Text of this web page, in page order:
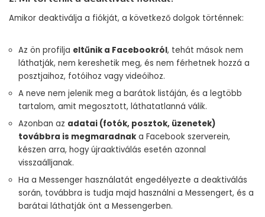
Amikor deaktiválja a fiókját, a következő dolgok történnek:
Az ön profilja eltűnik a Facebookról, tehát mások nem
láthatják, nem kereshetik meg, és nem férhetnek hozzá a
posztjaihoz, fotóihoz vagy videóihoz.
A neve nem jelenik meg a barátok listáján, és a legtöbb
tartalom, amit megosztott, láthatatlanná válik.
Azonban az adatai (fotók, posztok, üzenetek)
továbbra is megmaradnak a Facebook szerverein,
készen arra, hogy újraaktiválás esetén azonnal
visszaálljanak.
Ha a Messenger használatát engedélyezte a deaktiválás
során, továbbra is tudja majd használni a Messengert, és a
barátai láthatják önt a Messengerben.